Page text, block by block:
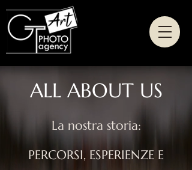
ALL ABOUT US
La nostra storia:
PERCORSI, ESPERIENZE E